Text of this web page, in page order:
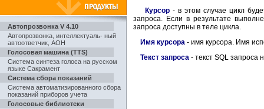
Автопрозвонка V 4.10
Автопрозвонка интеллектуаль- ный
автоответчик, АОН
Голосовая машина (TTS)
Система синтеза голоса на русском
языке Сакрамент
Система сбора показаний
Система автоматизированного сбора
показаний приборов учета
Голосовые библиотеки
Курсор- в этом случае цикл
запроса. Если в результате
запроса доступны в теле цикла.
Имя курсора - имя курсора. Имя
Текст запроса - текст SQL запроса